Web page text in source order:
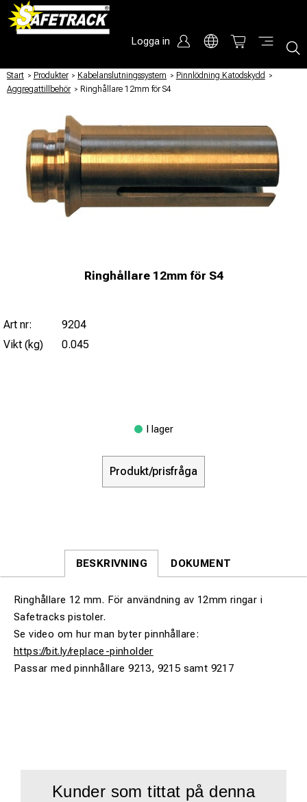
Logga in
Start / Produkter / Kabelanslutningssystem / Pinnlödning Katodskydd /
Aggregattillbehör / Ringhållare 12mm för S4
Ringhållare 12mm för S4
Art nr:
9204
Vikt (kg)
0.045
I lager
Produkt/prisfråga
BESKRIVNING DOKUMENT
Ringhållare 12 mm. För användning av 12mm ringar i
Safetracks pistoler.
Se video om hur man byter pinnhållare:
https://bit.ly/replace-pinholder
Passar med pinnhållare 9213, 9215 samt 9217
Kunder som tittat på denna